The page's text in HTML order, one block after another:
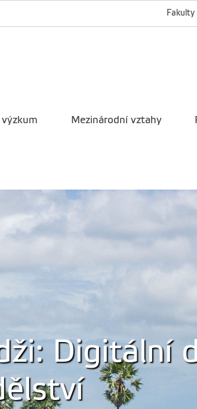
Mezinárodní vztahy
Digitální